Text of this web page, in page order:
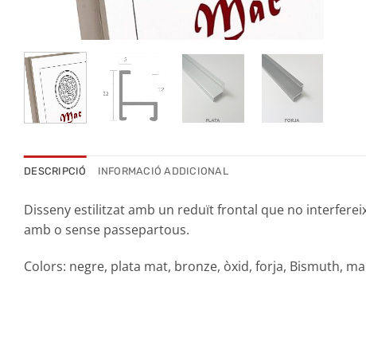
DESCRIPCIÓ INFORMACIÓ ADDICIONAL
Disseny estilitzat amb un reduït frontal que no
amb o sense passepartous.
Colors: negre, plata mat, bronze, òxid, forja, Bismuth,